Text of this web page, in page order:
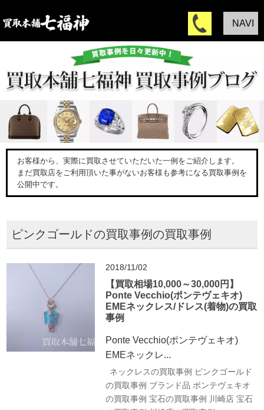
NAVI
お客様から、実際に買取させていただいた一例をご紹介します。
まだ買取店をご利用頂いた事がないお客様も参考になる買取事例を
公開中です。
ピンクゴールドの買取事例の買取事例
2018/11/02
【買取相場10,000～30,000円】
Ponte Vecchio(ポンテヴェキオ)
EMEネックレス/ドレス(着物)の買取
事例
Ponte Vecchio(ポンテヴェキオ)
EMEネックレ...
ネックレスの買取事例 ピンクゴールド
の買取事例 ブランド品 ポンテヴェキオ
の買取事例 宝石の買取事例 川崎店 宝石